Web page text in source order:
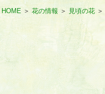
HOME＞花の情報＞見頃の花 ＞